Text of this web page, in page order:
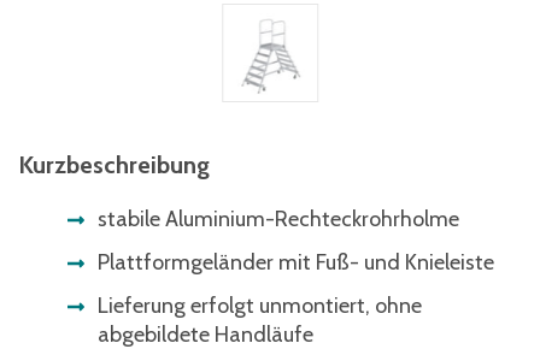
Kurzbeschreibung
stabile Aluminium-Rechteckrohrholme
Plattformgeländer mit Fuß- und Knieleiste
Lieferung erfolgt unmontiert, ohne
abgebildete Handläufe